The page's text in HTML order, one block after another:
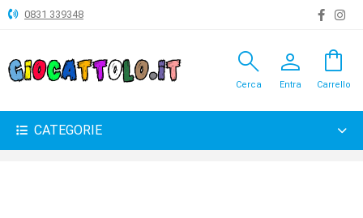
ANIMALI
BAMBOLE
0831 339348
search
Cerca
person
Entra
shopping_bag
Carrello
CATEGORIE